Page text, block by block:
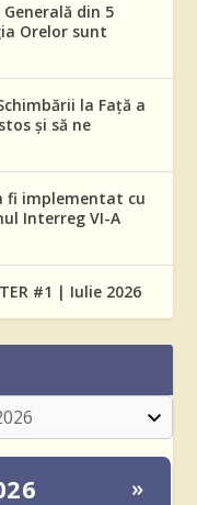
din 5
Orelor sunt
la Față a
și să ne
fi implementat cu
Interreg VI-A
#1 | Iulie 2026
»